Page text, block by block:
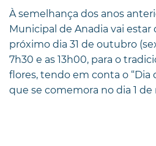
À semelhança dos anos
Municipal de Anadia vai estar
próximo dia 31 de outubro
7h30 e as 13h00, para o
flores, tendo em conta o “Dia
que se comemora no dia 1